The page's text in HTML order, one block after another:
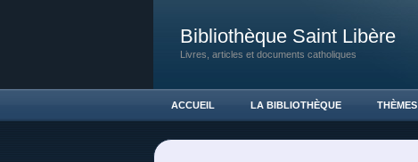
Bibliothèque Saint Libère
Livres, articles et documents catholiques
ACCUEIL LA BIBLIOTHÈQUE THÈMES